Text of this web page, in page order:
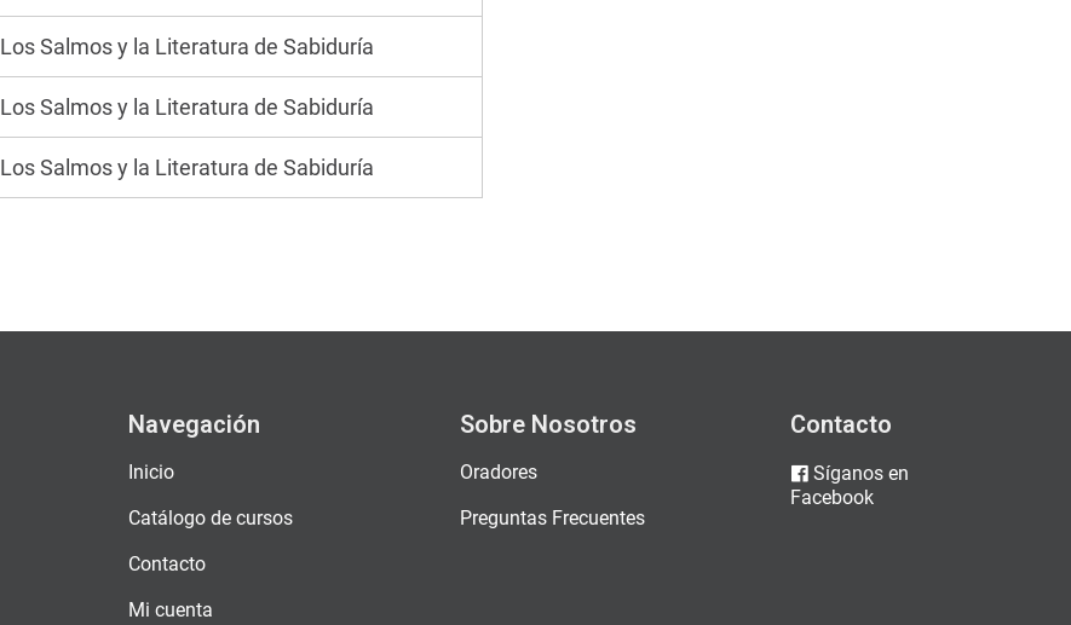
Los Salmos y la Literatura de Sabiduría
Los Salmos y la Literatura de Sabiduría
Los Salmos y la Literatura de Sabiduría
Navegación
Inicio
Catálogo de cursos
Contacto
Mi cuenta
Sobre Nosotros
Oradores
Preguntas Frecuentes
Contacto
Síganos en
Facebook